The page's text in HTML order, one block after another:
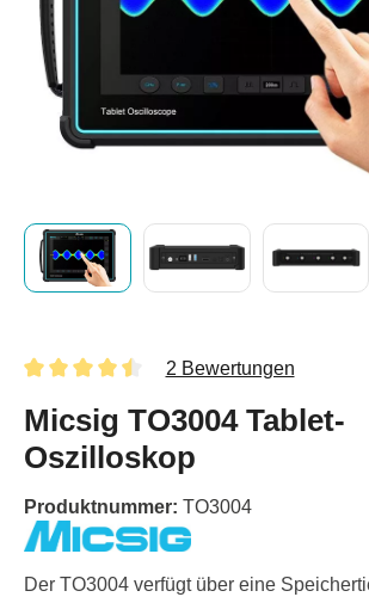
2 Bewertungen
Micsig TO3004 Tablet-
Oszilloskop
Produktnummer: TO3004
Der TO3004 verfügt über eine